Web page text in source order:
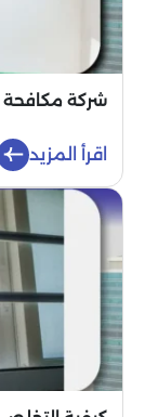
شركة مكافحة
اقرأ المزيد